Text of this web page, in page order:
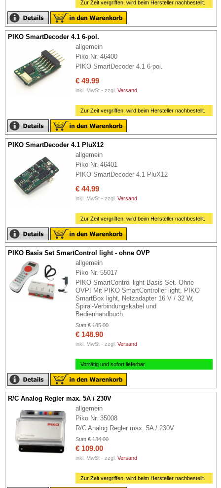
Zur Zeit vergriffen, wird beim Hersteller nachbestellt.
PIKO SmartDecoder 4.1 6-pol.
allgemein
Piko Nr. 46400
PIKO SmartDecoder 4.1 6-pol.
€ 49.99
inkl. MwSt - zzgl. Versand
Zur Zeit vergriffen, wird beim Hersteller nachbestellt.
PIKO SmartDecoder 4.1 PluX12
allgemein
Piko Nr. 46401
PIKO SmartDecoder 4.1 PluX12
€ 44.99
inkl. MwSt - zzgl. Versand
Zur Zeit vergriffen, wird beim Hersteller nachbestellt.
PIKO Basis Set SmartControl light - ohne OVP
allgemein
Piko Nr. 55017
PIKO SmartControl light Basis Set. Ohne
OVP! Mit PIKO SmartController light, PIKO
SmartBox light, Netzadapter 16 V / 32 W,
Spiral-Verbindungskabel und
Bedienhandbuch.
Statt € 185.00
€ 148.90
inkl. MwSt - zzgl. Versand
Vorrätig und sofort lieferbar.
R/C Analog Regler max. 5A / 230V
allgemein
Piko Nr. 35008
R/C Analog Regler max. 5A / 230V
Statt € 134.00
€ 109.00
inkl. MwSt - zzgl. Versand
Zur Zeit vergriffen, wird beim Hersteller nachbestellt.